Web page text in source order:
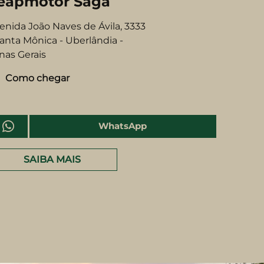
C10 B10